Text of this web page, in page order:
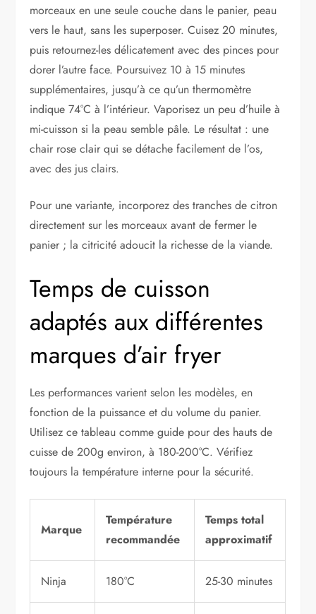
morceaux en une seule couche dans le panier, peau
vers le haut, sans les superposer. Cuisez 20 minutes,
puis retournez-les délicatement avec des pinces pour
dorer l’autre face. Poursuivez 10 à 15 minutes
supplémentaires, jusqu’à ce qu’un thermomètre
indique 74°C à l’intérieur. Vaporisez un peu d’huile à
mi-cuisson si la peau semble pâle. Le résultat : une
chair rose clair qui se détache facilement de l’os,
avec des jus clairs.
Pour une variante, incorporez des tranches de citron
directement sur les morceaux avant de fermer le
panier ; la citricité adoucit la richesse de la viande.
Temps de cuisson
adaptés aux différentes
marques d’air fryer
Les performances varient selon les modèles, en
fonction de la puissance et du volume du panier.
Utilisez ce tableau comme guide pour des hauts de
cuisse de 200g environ, à 180-200°C. Vérifiez
toujours la température interne pour la sécurité.
Marque
Température
recommandée
Temps total
approximatif
Ninja 180°C 25-30 minutes